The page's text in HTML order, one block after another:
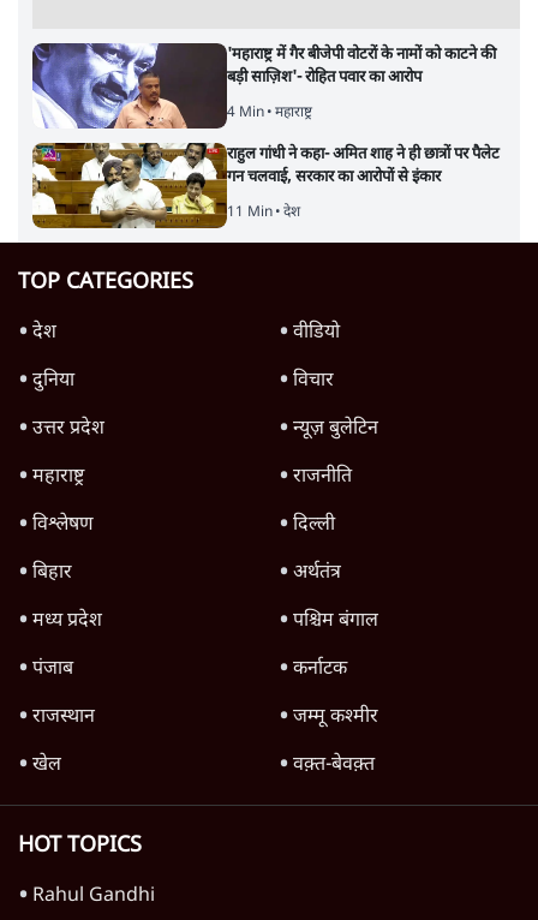
'महाराष्ट्र में गैर बीजेपी वोटरों के नामों को काटने की
बड़ी साज़िश'- रोहित पवार का आरोप
4 Min• महाराष्ट्र
राहुल गांधी ने कहा- अमित शाह ने ही छात्रों पर पैलेट
गन चलवाई, सरकार का आरोपों से इंकार
11 Min• देश
TOP CATEGORIES
देश
वीडियो
दुनिया
विचार
उत्तर प्रदेश
न्यूज़ बुलेटिन
महाराष्ट्र
राजनीति
विश्लेषण
दिल्ली
बिहार
अर्थतंत्र
मध्य प्रदेश
पश्चिम बंगाल
पंजाब
कर्नाटक
राजस्थान
जम्मू कश्मीर
खेल
वक़्त-बेवक़्त
HOT TOPICS
Rahul Gandhi